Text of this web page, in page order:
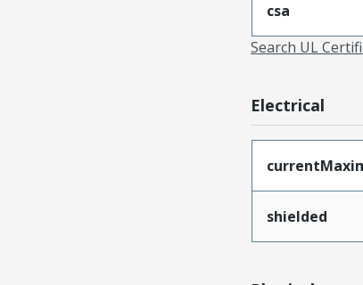
csa
Search UL
Electrical
shielded